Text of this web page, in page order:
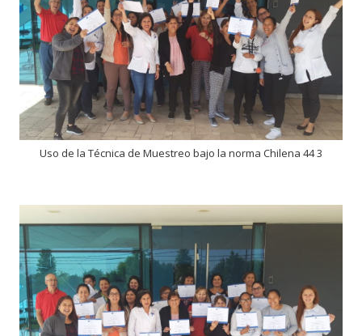
Uso de la Técnica de Muestreo bajo la norma Chilena 44 3